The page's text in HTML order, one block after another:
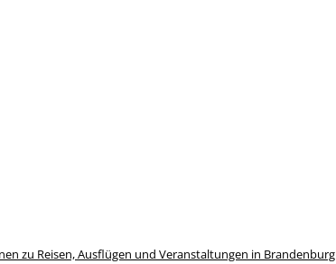
zu Reisen, Ausflügen und Veranstaltungen in Brandenburg